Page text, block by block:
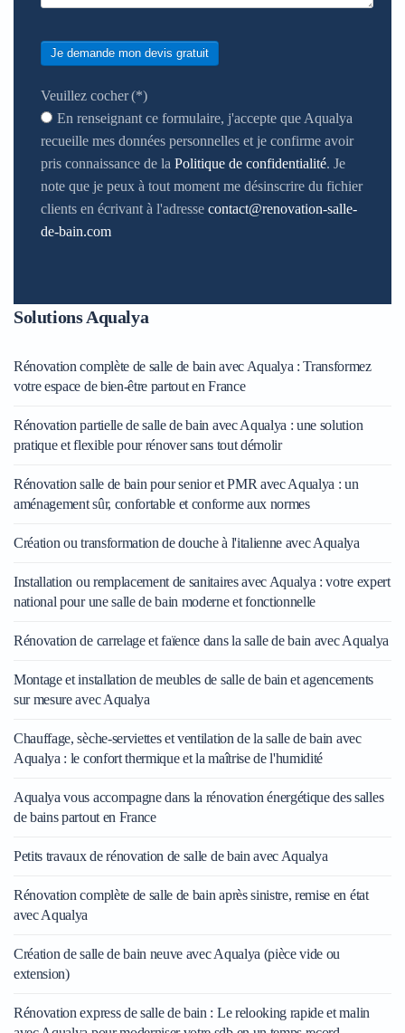
Je demande mon devis gratuit
Veuillez cocher(*)
En renseignant ce formulaire, j'accepte que Aqualya
recueille mes données personnelles et je confirme avoir
pris connaissance de la Politique de confidentialité. Je
note que je peux à tout moment me désinscrire du fichier
clients en écrivant à l'adresse contact@renovation-salle-
de-bain.com
Solutions Aqualya
Rénovation complète de salle de bain avec Aqualya : Transformez
votre espace de bien-être partout en France
Rénovation partielle de salle de bain avec Aqualya : une solution
pratique et flexible pour rénover sans tout démolir
Rénovation salle de bain pour senior et PMR avec Aqualya : un
aménagement sûr, confortable et conforme aux normes
Création ou transformation de douche à l'italienne avec Aqualya
Installation ou remplacement de sanitaires avec Aqualya : votre expert
national pour une salle de bain moderne et fonctionnelle
Rénovation de carrelage et faïence dans la salle de bain avec Aqualya
Montage et installation de meubles de salle de bain et agencements
sur mesure avec Aqualya
Chauffage, sèche-serviettes et ventilation de la salle de bain avec
Aqualya : le confort thermique et la maîtrise de l'humidité
Aqualya vous accompagne dans la rénovation énergétique des salles
de bains partout en France
Petits travaux de rénovation de salle de bain avec Aqualya
Rénovation complète de salle de bain après sinistre, remise en état
avec Aqualya
Création de salle de bain neuve avec Aqualya (pièce vide ou
extension)
Rénovation express de salle de bain : Le relooking rapide et malin